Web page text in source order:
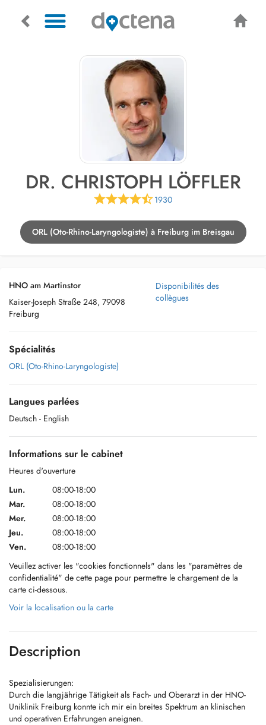
DR. CHRISTOPH LÖFFLER
1930
ORL (Oto-Rhino-Laryngologiste) à Freiburg im Breisgau
HNO am Martinstor
Kaiser-Joseph Straße 248, 79098
Freiburg
Disponibilités des
collègues
Spécialités
ORL (Oto-Rhino-Laryngologiste)
Langues parlées
Deutsch - English
Informations sur le cabinet
Heures d'ouverture
Lun.
08:00-18:00
Mar.
08:00-18:00
Mer.
08:00-18:00
Jeu.
08:00-18:00
Ven.
08:00-18:00
Veuillez activer les "cookies fonctionnels" dans les "paramètres de
confidentialité" de cette page pour permettre le chargement de la
carte ci-dessous.
Voir la localisation ou la carte
Description
Spezialisierungen:
Durch die langjährige Tätigkeit als Fach- und Oberarzt in der HNO-
Uniklinik Freiburg konnte ich mir ein breites Spektrum an klinischen
und operativen Erfahrungen aneignen.